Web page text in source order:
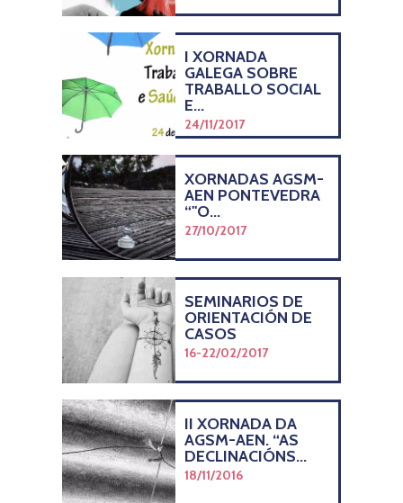
I XORNADA
GALEGA SOBRE
TRABALLO SOCIAL
E...
24/11/2017
XORNADAS AGSM-
AEN PONTEVEDRA
“"O...
27/10/2017
SEMINARIOS DE
ORIENTACIÓN DE
CASOS
16-22/02/2017
II XORNADA DA
AGSM-AEN. “AS
DECLINACIÓNS...
18/11/2016